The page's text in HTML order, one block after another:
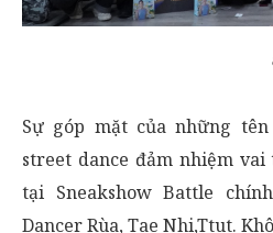
Sự góp mặt của những
street dance đảm nhiệm vai
tại Sneakshow Battle
Dancer Rùa, Tae Nhi,Ttut.